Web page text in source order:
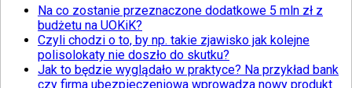
Na co zostanie przeznaczone dodatkowe 5 mln zł z
budżetu na UOKiK?
Czyli chodzi o to, by np. takie zjawisko jak kolejne
polisolokaty nie doszło do skutku?
Jak to będzie wyglądało w praktyce? Na przykład bank
czy firma ubezpieczeniowa wprowadza nowy produkt